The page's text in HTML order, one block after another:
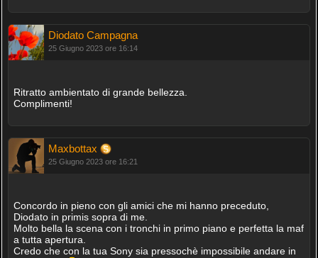
Diodato Campagna
25 Giugno 2023 ore 16:14
Ritratto ambientato di grande bellezza.
Complimenti!
Maxbottax
25 Giugno 2023 ore 16:21
Concordo in pieno con gli amici che mi hanno preceduto,
Diodato in primis sopra di me.
Molto bella la scena con i tronchi in primo piano e perfetta la maf
a tutta apertura.
Credo che con la tua Sony sia pressochè impossibile andare in